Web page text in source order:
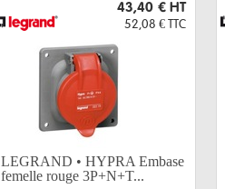
43,40 € HT
52,08 € TTC
LEGRAND • HYPRA Embase
femelle rouge 3P+N+T...